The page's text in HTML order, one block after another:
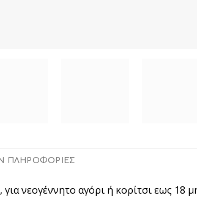
ΠΛΗΡΟΦΟΡΊΕΣ
νεογέννητο αγόρι ή κορίτσι εως